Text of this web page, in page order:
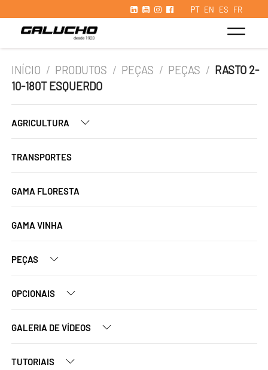
PT EN ES FR
INÍCIO / PRODUTOS / PEÇAS / PEÇAS / RASTO 2-
10-180T ESQUERDO
AGRICULTURA
TRANSPORTES
GAMA FLORESTA
GAMA VINHA
PEÇAS
OPCIONAIS
GALERIA DE VÍDEOS
TUTORIAIS